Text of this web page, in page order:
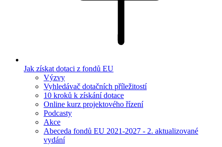
Jak získat dotaci z fondů EU
Výzvy
Vyhledávač dotačních příležitostí
10 kroků k získání dotace
Online kurz projektového řízení
Podcasty
Akce
Abeceda fondů EU 2021-2027 - 2. aktualizované
vydání